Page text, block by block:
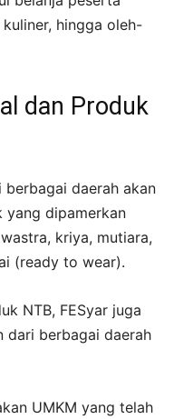
hingga oleh-
dan Produk
berbagai daerah akan
yang dipamerkan
kriya, mutiara,
(ready to wear).
NTB, FESyar juga
dari berbagai daerah
UMKM yang telah